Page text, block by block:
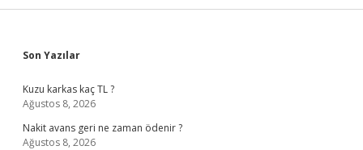
Sidebar
Son Yazılar
Kuzu karkas kaç TL ?
Ağustos 8, 2026
Nakit avans geri ne zaman ödenir ?
Ağustos 8, 2026